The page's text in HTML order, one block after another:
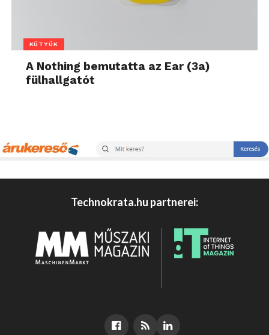
KÜTYÜK
A Nothing bemutatta az Ear (3a)
fülhallgatót
Technokrata.hu partnerei: